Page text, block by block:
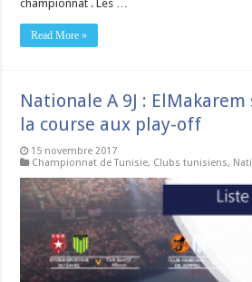
championnat . Les …
Read More »
Nationale A 9J :
la course aux play-off
15 novembre 2017
Championnat de Tunisie, Clubs tunisiens,